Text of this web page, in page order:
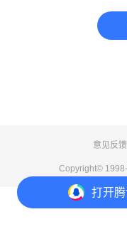
打开
意见反馈
Copyright© 1998-